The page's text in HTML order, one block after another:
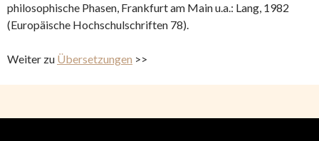
philosophische Phasen, Frankfurt am Main u.a.: Lang, 1982
(Europäische Hochschulschriften 78).
Weiter zu Übersetzungen >>